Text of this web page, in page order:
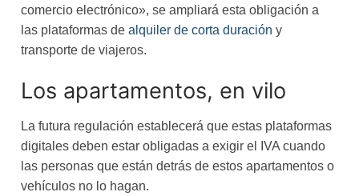
comercio electrónico», se ampliará esta obligación a
las plataformas de alquiler de corta duración y
transporte de viajeros.
Los apartamentos, en vilo
La futura regulación establecerá que estas plataformas
digitales deben estar obligadas a exigir el IVA cuando
las personas que están detrás de estos apartamentos o
vehículos no lo hagan.